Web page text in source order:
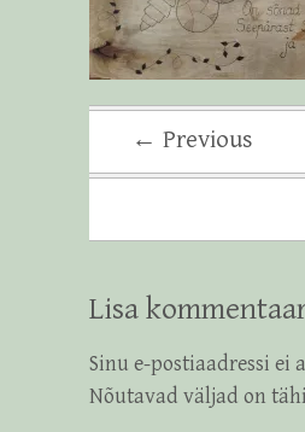
← Previous
Lisa
Sinu e-postiaadressi ei
Nõutavad väljad on